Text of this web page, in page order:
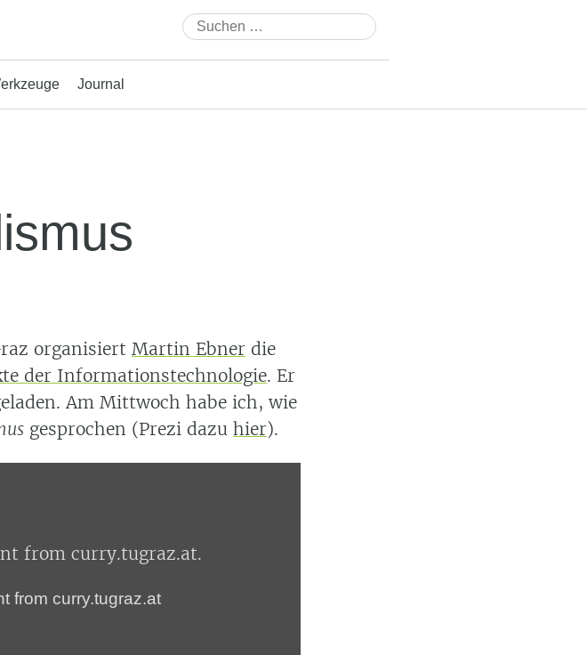
Suchen
nach:
Journal
organisiert Martin Ebner die
der Informationstechnologie. Er
Am Mittwoch habe ich, wie
gesprochen (Prezi dazu hier).
from curry.tugraz.at.
from curry.tugraz.at